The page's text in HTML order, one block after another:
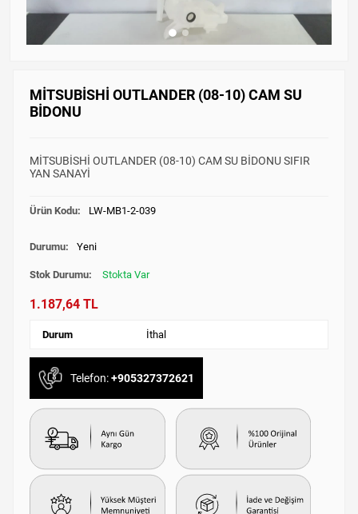
MİTSUBİSHİ OUTLANDER (08-10) CAM SU
BİDONU
MİTSUBİSHİ OUTLANDER (08-10) CAM SU BİDONU SIFIR
YAN SANAYİ
Ürün Kodu: LW-MB1-2-039
Durumu: Yeni
Stok Durumu: Stokta Var
1.187,64 TL
Durum İthal
Telefon:+905327372621